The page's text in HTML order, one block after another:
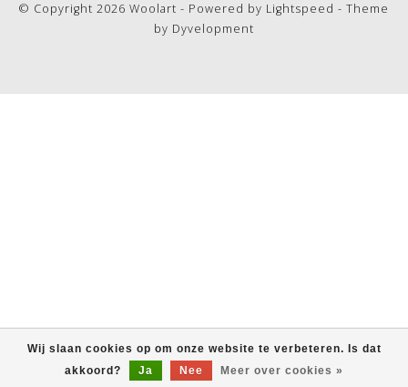
Wij slaan cookies op om onze website te verbeteren. Is dat
akkoord?
Ja Nee Meer over cookies »
© Copyright 2026 Woolart - Powered by Lightspeed - Theme
by Dyvelopment